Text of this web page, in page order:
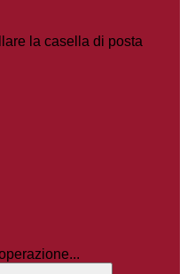
la casella di posta